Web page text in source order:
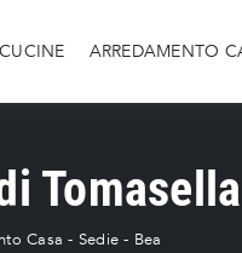
CUCINE ARREDAMENTO
Tomasella
Casa - Sedie - Bea